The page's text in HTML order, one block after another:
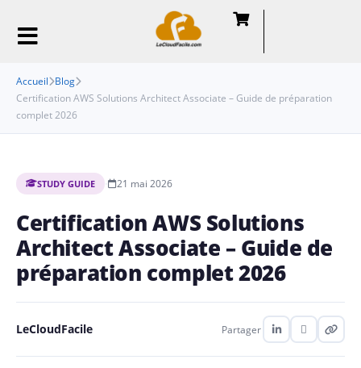
Accueil Blog
Certification AWS Solutions Architect Associate – Guide de préparation
complet 2026
STUDY GUIDE 21 mai 2026
Certification AWS Solutions
Architect Associate – Guide de
préparation complet 2026
LeCloudFacile Partager